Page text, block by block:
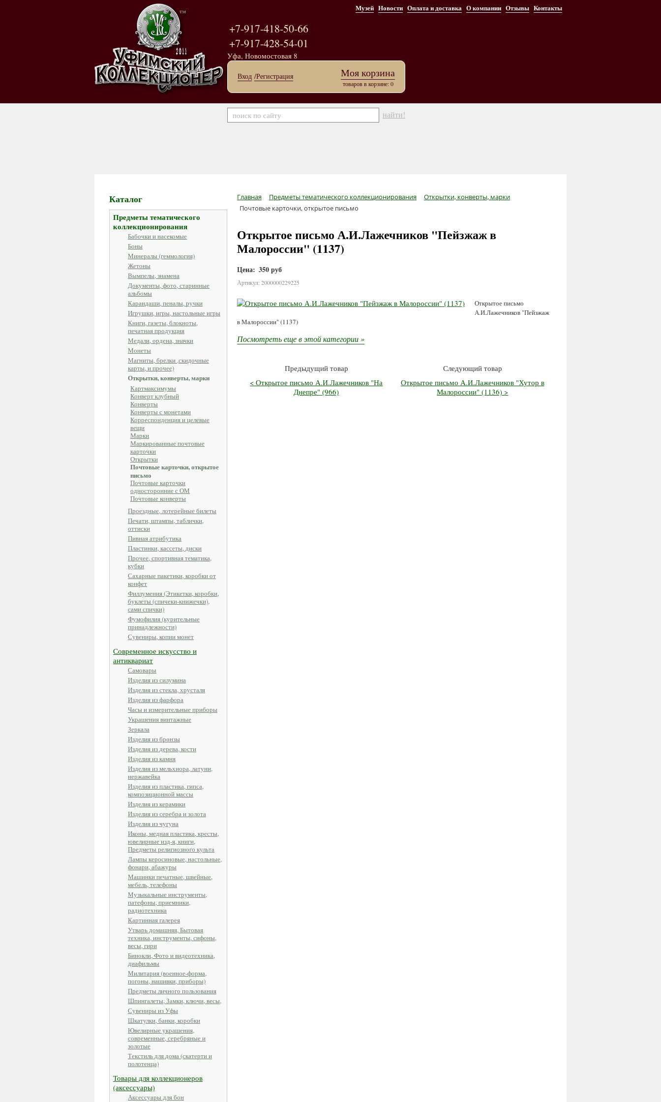
Музей Новости Оплата и доставка О компании Отзывы Контакты
+7-917-418-50-66
+7-917-428-54-01
Уфа, Новомостовая 8
Вход /Регистрация Моя корзина
товаров в корзине: 0
найти!
Каталог
Предметы тематического
коллекционирования
Бабочки и насекомые
Боны
Минералы (геммология)
Жетоны
Вымпелы, знамена
Документы, фото, старинные
альбомы
Карандаши, пеналы, ручки
Игрушки, игры, настольные игры
Книги, газеты, блокноты,
печатная продукция
Медали, ордена, значки
Монеты
Магниты, брелки ,скидочные
карты, и прочее)
Открытки, конверты, марки
Картмаксимумы
Конверт клубный
Конверты
Конверты с монетами
Корреспонденция и целевые
вещи
Марки
Маркированные почтовые
карточки
Открытки
Почтовые карточки, открытое
письмо
Почтовые карточки
односторонние с ОМ
Почтовые конверты
Проездные, лотерейные билеты
Печати, штампы, таблички,
оттиски
Пивная атрибутика
Пластинки, кассеты, диски
Прочее, спортивная тематика,
кубки
Сахарные пакетики, коробки от
конфет
Филлумения (Этикетки, коробки,
буклеты (спичеки-книжечки),
сами спички)
Фумофилия (курительные
принадлежности)
Сувениры, копии монет
Современное искусство и
антиквариат
Самовары
Изделия из силумина
Изделия из стекла, хрусталя
Изделия из фарфора
Часы и измерительные приборы
Украшения винтажные
Зеркала
Изделия из бронзы
Изделия из дерева, кости
Изделия из камня
Изделия из мельхиора, латуни,
нержавейка
Изделия из пластика, гипса,
композиционной массы
Изделия из керамики
Изделия из серебра и золота
Изделия из чугуна
Иконы, медная пластика, кресты,
ювелирные изд-я, книги,
Предметы религиозного культа
Лампы керосиновые, настольные,
фонари, абажуры
Машинки печатные, швейные,
мебель, телефоны
Музыкальные инструменты,
патефоны, приемники,
радиотехника
Картинная галерея
Утварь домашняя, Бытовая
техника, инструменты, сифоны,
весы, гири
Бинокли, Фото и видеотехника,
диафильмы
Милитария (военное-форма,
погоны, нашивки, приборы)
Предметы личного пользования
Шпингалеты, Замки, ключи, весы,
Сувениры из Уфы
Шкатулки, банки, коробки
Ювелирные украшения,
современные, серебряные и
золотые
Текстиль для дома (скатерти и
полотенца)
Товары для коллекционеров
(аксессуары)
Аксессуары для бон
Главная Предметы тематического коллекционирования
Открытки, конверты, марки
Почтовые карточки, открытое письмо
Открытое письмо А.И.Лажечников "Пейзжаж в
Малороссии" (1137)
Цена: 350 руб
Артикул: 2000000229225
Открытое письмо
А.И.Лажечников "Пейзжаж
в Малороссии" (1137)
Посмотреть еще в этой категории »
Предыдущий товар
< Открытое письмо А.И.Лажечников "На
Днепре" (966)
Следующий товар
Открытое письмо А.И.Лажечников "Хутор в
Малороссии" (1136) >